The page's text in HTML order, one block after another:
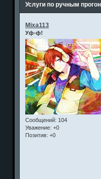
Услуги по ручным
Mixa113
Уф-ф!
Сообщений: 104
Уважение: +0
Позитив: +0